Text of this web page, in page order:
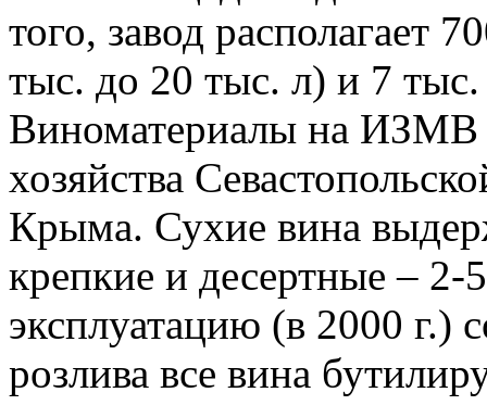
того, завод располагает
тыс. до 20 тыс. л) и 7
Виноматериалы на ИЗМВ
хозяйства
Крыма. Сухие вина
крепкие и десертные – 2-
эксплуатацию (в 2000 г.)
розлива все вина